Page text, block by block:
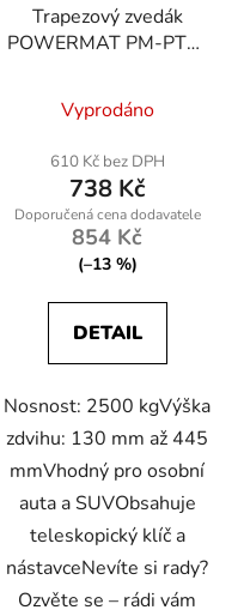
Trapezový zvedák
POWERMAT PM-PTR-
hodnocení
produktu
je
5,0
z
Vyprodáno
610 Kč bez DPH
738 Kč
854 Kč
(–13 %)
DETAIL
Nosnost: 2500 kgVýška
zdvihu: 130 mm až 445
mmVhodný pro osobní
auta a SUVObsahuje
teleskopický klíč a
nástavceNevíte si rady?
Ozvěte se – rádi vám